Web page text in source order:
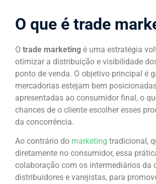
O que é trade
O trade marketing é uma estratégia
otimizar a distribuição e visibilidade
ponto de venda. O objetivo principal é
mercadorias estejam bem
apresentadas ao consumidor final, o
chances de o cliente escolher esses
da concorrência.
Ao contrário do marketing tradicional,
diretamente no consumidor, essa
colaboração com os intermediários da
distribuidores e varejistas, para